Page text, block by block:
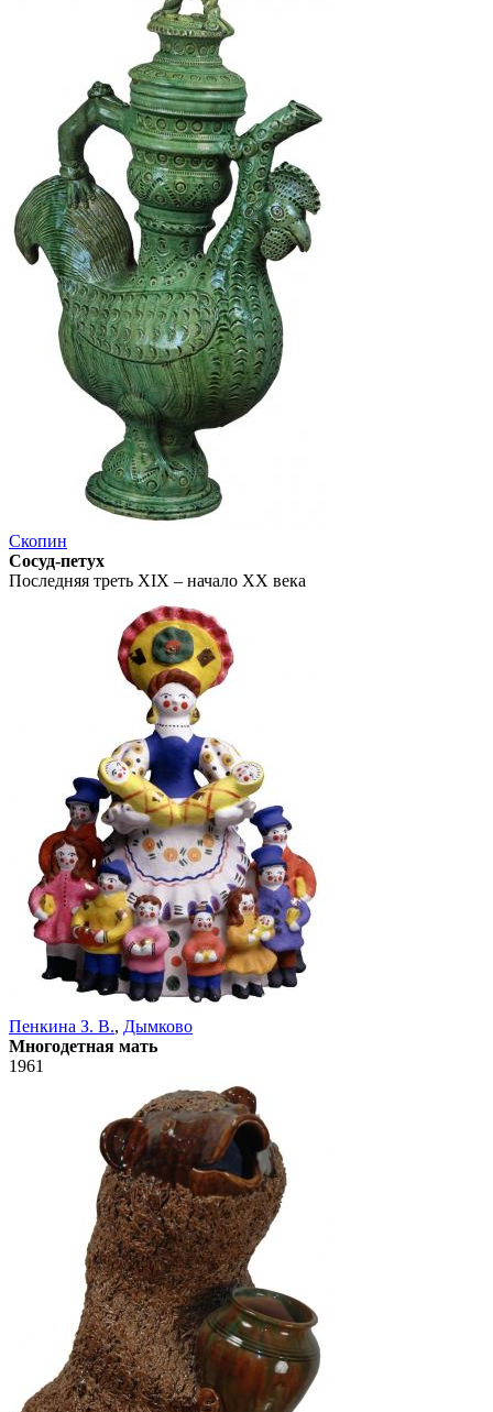
Скопин
Сосуд-петух
Последняя треть XIX – начало ХХ века
Пенкина З. В., Дымково
Многодетная мать
1961